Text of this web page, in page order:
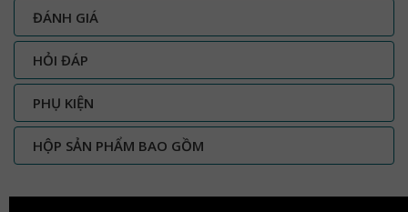
ĐÁNH GIÁ
HỎI ĐÁP
PHỤ KIỆN
HỘP SẢN PHẨM BAO GỒM